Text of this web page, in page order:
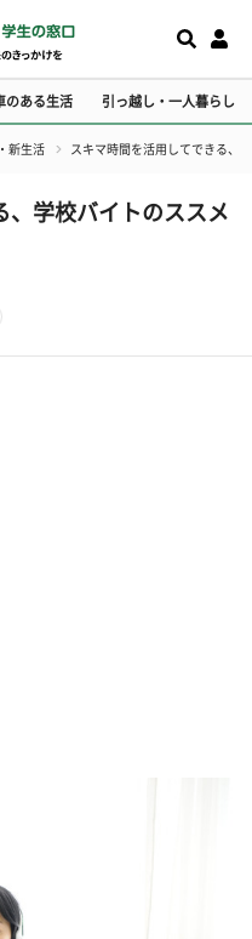
のある生活 引っ越し・一人暮らし
新生活 スキマ時間を活用してできる、
、学校バイトのススメ